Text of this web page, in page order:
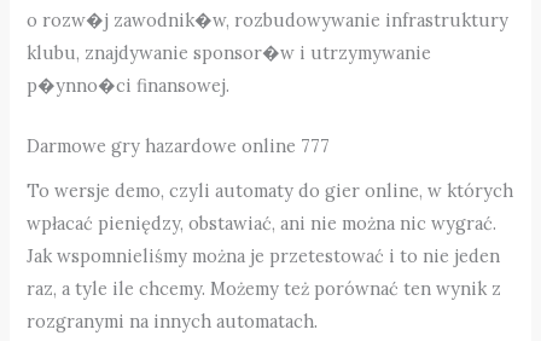
o rozw�j zawodnik�w, rozbudowywanie infrastruktury
klubu, znajdywanie sponsor�w i utrzymywanie
p�ynno�ci finansowej.
Darmowe gry hazardowe online 777
To wersje demo, czyli automaty do gier online, w których
wpłacać pieniędzy, obstawiać, ani nie można nic wygrać.
Jak wspomnieliśmy można je przetestować i to nie jeden
raz, a tyle ile chcemy. Możemy też porównać ten wynik z
rozgranymi na innych automatach.